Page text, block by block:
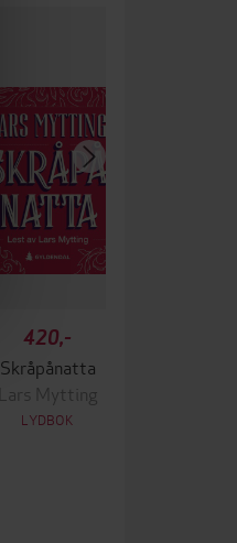
420,-
Skråpånatta
Lars Mytting
LYDBOK